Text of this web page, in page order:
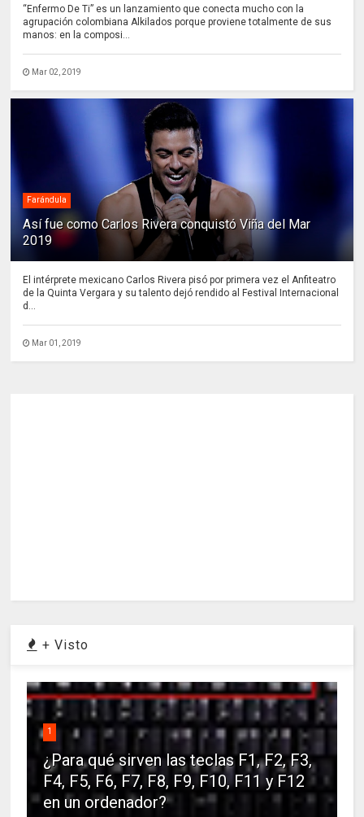
“Enfermo De Ti” es un lanzamiento que conecta mucho con la
agrupación colombiana Alkilados porque proviene totalmente de sus
manos: en la composi...
Mar 02, 2019
Farándula
Así fue como Carlos Rivera conquistó Viña del Mar
2019
El intérprete mexicano Carlos Rivera pisó por primera vez el Anfiteatro
de la Quinta Vergara y su talento dejó rendido al Festival Internacional
d...
Mar 01, 2019
+ Visto
1
¿Para qué sirven las teclas F1, F2, F3,
F4, F5, F6, F7, F8, F9, F10, F11 y F12
en un ordenador?